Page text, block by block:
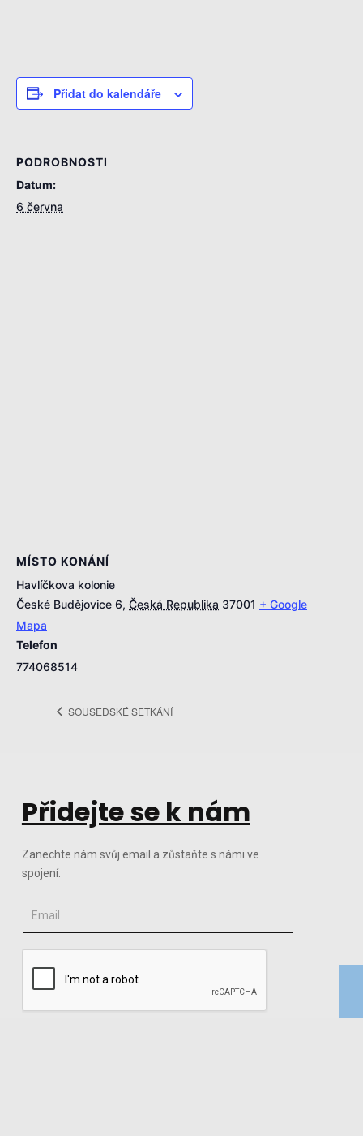
Přidat do kalendáře
PODROBNOSTI
Datum:
6 června
MÍSTO KONÁNÍ
Havlíčkova kolonie
České Budějovice 6, Česká Republika 37001 + Google
Mapa
Telefon
774068514
SOUSEDSKÉ SETKÁNÍ
Přidejte se k nám
Zanechte nám svůj email a zůstaňte s námi ve
spojení.